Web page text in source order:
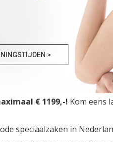
>
Trouwjurken Outlet
€ 1199,-! Kom eens
speciaalzaken in